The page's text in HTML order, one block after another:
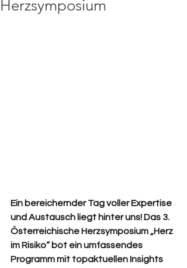
Herzsymposium
Ein bereichernder Tag voller Expertise
und Austausch liegt hinter uns! Das 3.
Österreichische Herzsymposium „Herz
im Risiko“ bot ein umfassendes
Programm mit topaktuellen Insights